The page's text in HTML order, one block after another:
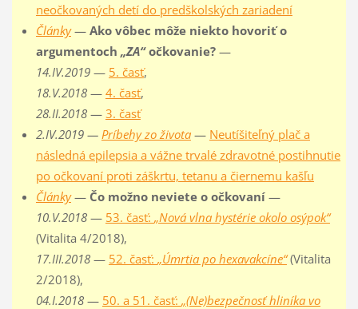
neočkovaných detí do predškolských zariadení
Články— Ako vôbec môže niekto hovoriť o
argumentoch „ZA“očkovanie?—
14.IV.2019— 5. časť,
18.V.2018— 4. časť,
28.II.2018— 3. časť
2.IV.2019 — Príbehy zo života— Neutíšiteľný plač a
následná epilepsia a vážne trvalé zdravotné postihnutie
po očkovaní proti záškrtu, tetanu a čiernemu kašľu
Články— Čo možno neviete o očkovaní—
10.V.2018— 53. časť: „Nová vlna hystérie okolo osýpok“
(Vitalita 4/2018),
17.III.2018— 52. časť: „Úmrtia po hexavakcíne“(Vitalita
2/2018),
04.I.2018— 50. a 51. časť: „(Ne)bezpečnosť hliníka vo